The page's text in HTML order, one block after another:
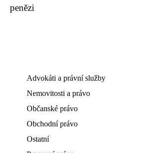
penězi
Advokáti a právní služby
Nemovitosti a právo
Občanské právo
Obchodní právo
Ostatní